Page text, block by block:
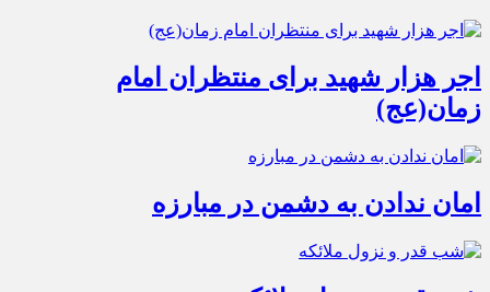
اجر هزار شهید برای منتظران امام
زمان(عج)
امان ندادن به دشمن در مبارزه